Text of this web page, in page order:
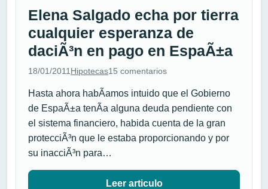
Elena Salgado echa por tierra
cualquier esperanza de
daciÃ³n en pago en EspaÃ±a
18/01/2011 Hipotecas15 comentarios
Hasta ahora habÃ­amos intuido que el Gobierno
de EspaÃ±a tenÃ­a alguna deuda pendiente con
el sistema financiero, habida cuenta de la gran
protecciÃ³n que le estaba proporcionando y por
su inacciÃ³n para…
Leer articulo